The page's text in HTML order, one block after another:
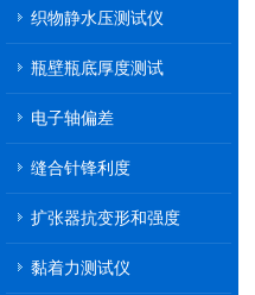
织物静水压测试仪
瓶壁瓶底厚度测试
电子轴偏差
缝合针锋利度
扩张器抗变形和强度
黏着力测试仪